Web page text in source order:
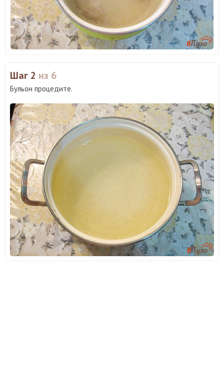
Шаг 2 из 6
Бульон процедите.